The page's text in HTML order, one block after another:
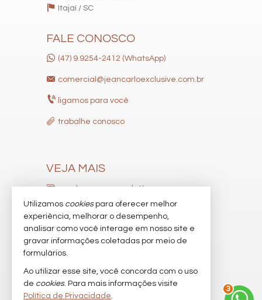
Itajaí / SC
FALE CONOSCO
(47) 9.9254-2412 (WhatsApp)
comercial@jeancarloexclusive.com.br
ligamos para você
trabalhe conosco
VEJA MAIS
receba nosso newsletter
indicadores financeiros
cadastre seu imóvel
imóveis favoritos
mapa de imóveis
3
Utilizamos cookiespara oferecer melhor
experiência, melhorar o desempenho,
analisar como você interage em nosso site e
gravar informações coletadas por meio de
formulários.
Ao utilizar esse site, você concorda com o uso
de cookies. Para mais informações visite
Política de Privacidade.